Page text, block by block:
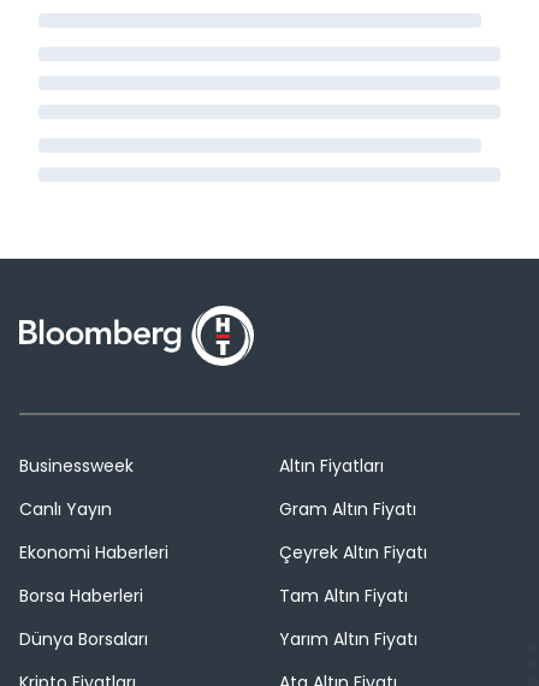
Businessweek
Canlı Yayın
Ekonomi Haberleri
Borsa Haberleri
Dünya Borsaları
Altın Fiyatları
Gram Altın Fiyatı
Çeyrek Altın Fiyatı
Tam Altın Fiyatı
Yarım Altın Fiyatı